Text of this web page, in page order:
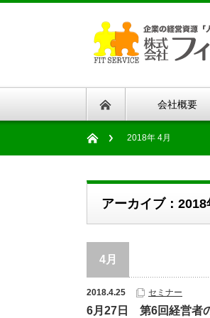
会社概要
2018年 4月
アーカイブ：2018
4月
2018.4.25 セミナー
6月27日 第6回経営者